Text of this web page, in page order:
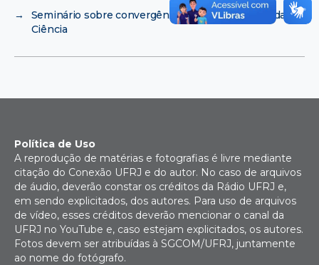
→
Seminário sobre convergência midiática na Casa da
Ciência
Política de Uso
A reprodução de matérias e fotografias é livre mediante
citação do Conexão UFRJ e do autor. No caso de arquivos
de áudio, deverão constar os créditos da Rádio UFRJ e,
em sendo explicitados, dos autores. Para uso de arquivos
de vídeo, esses créditos deverão mencionar o canal da
UFRJ no YouTube e, caso estejam explicitados, os autores.
Fotos devem ser atribuídas à SGCOM/UFRJ, juntamente
ao nome do fotógrafo.